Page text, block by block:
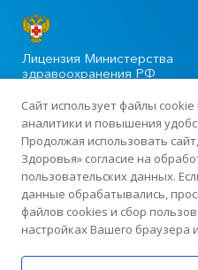
Лицензия Министерства
здравоохранения РФ
©2020-2025 Официальный
«Центр Здоровья» в Москве
Лицензия: ЛО-77-01-015919 от
7726423383 · ОГРН
Сайт использует файлы
аналитики и повышения
Продолжая использовать
Здоровья» согласие на
пользовательских данных.
данные обрабатывались,
файлов cookies и сбор
настройках Вашего браузера